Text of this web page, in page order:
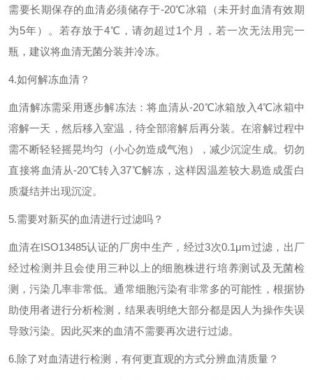
需要长期保存的血清必须储存于-20℃冰箱（未开封血清有效期
为5年）。若存放于4℃，请勿超过1个月，若一次无法用完一
瓶，建议将血清无菌分装并冷冻。
4.如何解冻血清？
血清解冻需采用逐步解冻法：将血清从-20℃冰箱放入4℃冰箱中
溶解一天，然后移入室温，待全部溶解后再分装。在溶解过程中
需不断轻轻摇晃均匀（小心勿造成气泡），减少沉淀生成。切勿
直接将血清从-20℃转入37℃解冻，这样因温差较大易造成蛋白
质凝结并出现沉淀。
5.需要对新买的血清进行过滤吗？
血清在ISO13485认证的厂房中生产，经过3次0.1μm过滤，出厂
经过检测并且会使用三种以上的细胞株进行培养测试及无菌检
测，污染几率非常低。通常细胞污染有非常多的可能性，根据协
助使用者进行分析检测，结果表明绝大部分都是因人为操作失误
导致污染。因此买来的血清不需要再次进行过滤。
6.除了对血清进行检测，有何更直观的方式分辨血清质量？